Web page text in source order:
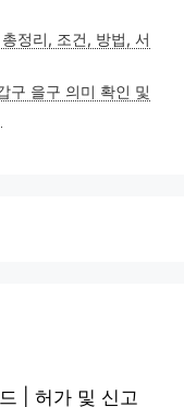
정리, 조건, 방법, 서
구 을구 의미 확인 및
| 허가 및 신고